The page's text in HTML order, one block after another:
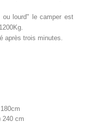
lourd" le camper est
après trois minutes.
240 cm